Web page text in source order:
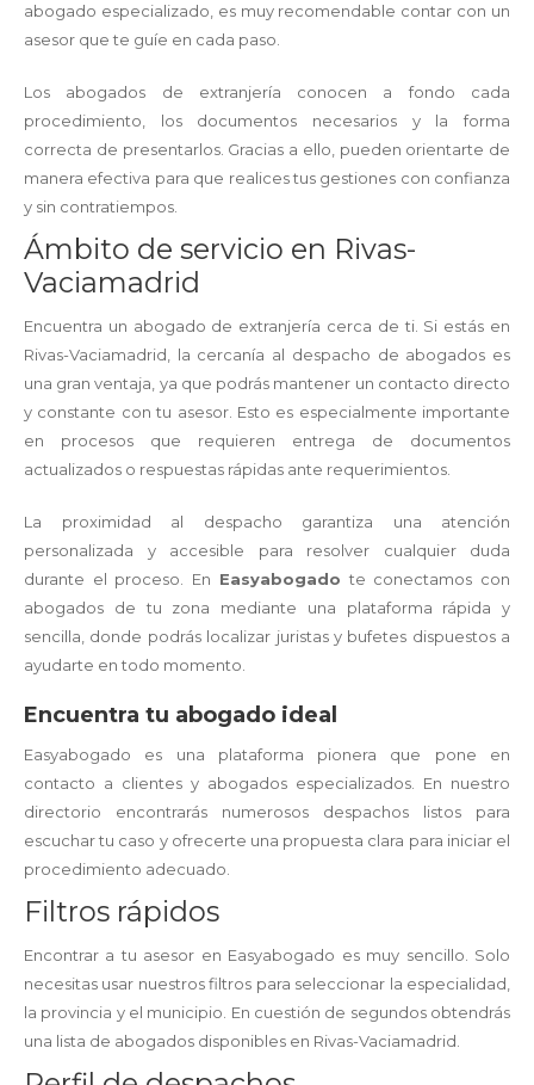
abogado especializado, es muy recomendable contar con un
asesor que te guíe en cada paso.
Los abogados de extranjería conocen a fondo cada
procedimiento, los documentos necesarios y la forma
correcta de presentarlos. Gracias a ello, pueden orientarte de
manera efectiva para que realices tus gestiones con confianza
y sin contratiempos.
Ámbito de servicio en Rivas-
Vaciamadrid
Encuentra un abogado de extranjería cerca de ti. Si estás en
Rivas-Vaciamadrid, la cercanía al despacho de abogados es
una gran ventaja, ya que podrás mantener un contacto directo
y constante con tu asesor. Esto es especialmente importante
en procesos que requieren entrega de documentos
actualizados o respuestas rápidas ante requerimientos.
La proximidad al despacho garantiza una atención
personalizada y accesible para resolver cualquier duda
durante el proceso. En Easyabogado te conectamos con
abogados de tu zona mediante una plataforma rápida y
sencilla, donde podrás localizar juristas y bufetes dispuestos a
ayudarte en todo momento.
Encuentra tu abogado ideal
Easyabogado es una plataforma pionera que pone en
contacto a clientes y abogados especializados. En nuestro
directorio encontrarás numerosos despachos listos para
escuchar tu caso y ofrecerte una propuesta clara para iniciar el
procedimiento adecuado.
Filtros rápidos
Encontrar a tu asesor en Easyabogado es muy sencillo. Solo
necesitas usar nuestros filtros para seleccionar la especialidad,
la provincia y el municipio. En cuestión de segundos obtendrás
una lista de abogados disponibles en Rivas-Vaciamadrid.